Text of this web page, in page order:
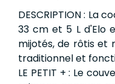
DESCRIPTION : La
33 cm et 5 L d'Elo
mijotés, de rôtis et
traditionnel et
LE PETIT + : Le